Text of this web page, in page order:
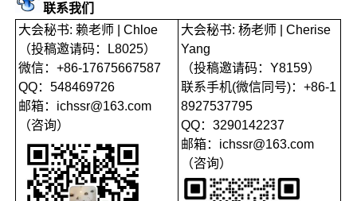
联系我们
大会秘书: 赖老师 | Chloe
（投稿邀请码：L8025）
微信：+86-17675667587
QQ：548469726
邮箱：ichssr@163.com
（咨询）
大会秘书: 杨老师 | Cherise
Yang
（投稿邀请码：Y8159）
联系手机(微信同号)：+86-1
8927537795
QQ：3290142237
邮箱：ichssr@163.com
（咨询）